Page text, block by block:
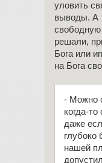
уловить
выводы. А
решали,
Бога или
на Бога
- Можно
когда-
даже
глубоко
нашей